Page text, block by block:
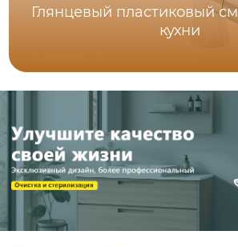
Глянцевый пластиковый
кухни